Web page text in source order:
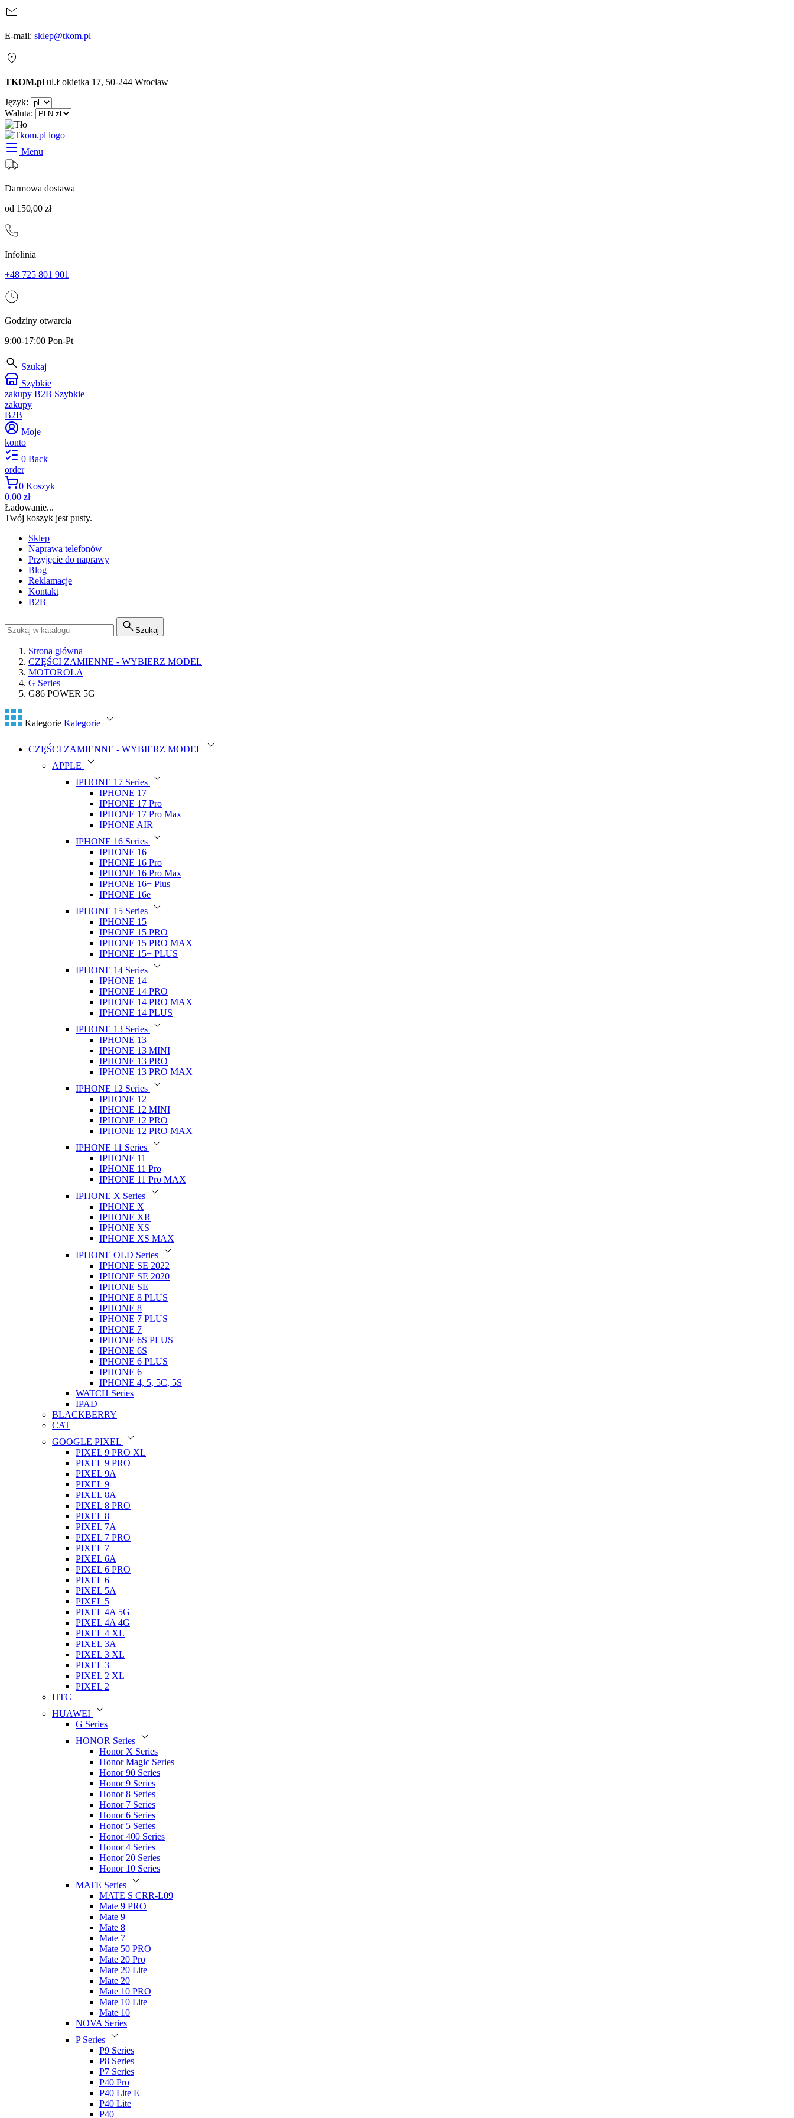
E-mail: sklep@tkom.pl
TKOM.pl ul.Łokietka 17, 50-244 Wrocław
Język:
Waluta:
Menu
Darmowa dostawa
od 150,00 zł
Infolinia
+48 725 801 901
Godziny otwarcia
9:00-17:00 Pon-Pt
Szukaj
Szybkie
zakupy B2B Szybkie
zakupy
B2B
Moje
konto
0 Back
order
0 Koszyk
0,00 zł
Ładowanie...
Twój koszyk jest pusty.
Sklep
Naprawa telefonów
Przyjęcie do naprawy
Blog
Reklamacje
Kontakt
B2B
Szukaj
Strona główna
CZĘŚCI ZAMIENNE - WYBIERZ MODEL
MOTOROLA
G Series
G86 POWER 5G
Kategorie Kategorie
CZĘŚCI ZAMIENNE - WYBIERZ MODEL
APPLE
IPHONE 17 Series
IPHONE 17
IPHONE 17 Pro
IPHONE 17 Pro Max
IPHONE AIR
IPHONE 16 Series
IPHONE 16
IPHONE 16 Pro
IPHONE 16 Pro Max
IPHONE 16+ Plus
IPHONE 16e
IPHONE 15 Series
IPHONE 15
IPHONE 15 PRO
IPHONE 15 PRO MAX
IPHONE 15+ PLUS
IPHONE 14 Series
IPHONE 14
IPHONE 14 PRO
IPHONE 14 PRO MAX
IPHONE 14 PLUS
IPHONE 13 Series
IPHONE 13
IPHONE 13 MINI
IPHONE 13 PRO
IPHONE 13 PRO MAX
IPHONE 12 Series
IPHONE 12
IPHONE 12 MINI
IPHONE 12 PRO
IPHONE 12 PRO MAX
IPHONE 11 Series
IPHONE 11
IPHONE 11 Pro
IPHONE 11 Pro MAX
IPHONE X Series
IPHONE X
IPHONE XR
IPHONE XS
IPHONE XS MAX
IPHONE OLD Series
IPHONE SE 2022
IPHONE SE 2020
IPHONE SE
IPHONE 8 PLUS
IPHONE 8
IPHONE 7 PLUS
IPHONE 7
IPHONE 6S PLUS
IPHONE 6S
IPHONE 6 PLUS
IPHONE 6
IPHONE 4, 5, 5C, 5S
WATCH Series
IPAD
BLACKBERRY
CAT
GOOGLE PIXEL
PIXEL 9 PRO XL
PIXEL 9 PRO
PIXEL 9A
PIXEL 9
PIXEL 8A
PIXEL 8 PRO
PIXEL 8
PIXEL 7A
PIXEL 7 PRO
PIXEL 7
PIXEL 6A
PIXEL 6 PRO
PIXEL 6
PIXEL 5A
PIXEL 5
PIXEL 4A 5G
PIXEL 4A 4G
PIXEL 4 XL
PIXEL 3A
PIXEL 3 XL
PIXEL 3
PIXEL 2 XL
PIXEL 2
HTC
HUAWEI
G Series
HONOR Series
Honor X Series
Honor Magic Series
Honor 90 Series
Honor 9 Series
Honor 8 Series
Honor 7 Series
Honor 6 Series
Honor 5 Series
Honor 400 Series
Honor 4 Series
Honor 20 Series
Honor 10 Series
MATE Series
MATE S CRR-L09
Mate 9 PRO
Mate 9
Mate 8
Mate 7
Mate 50 PRO
Mate 20 Pro
Mate 20 Lite
Mate 20
Mate 10 PRO
Mate 10 Lite
Mate 10
NOVA Series
P Series
P9 Series
P8 Series
P7 Series
P40 Pro
P40 Lite E
P40 Lite
P40